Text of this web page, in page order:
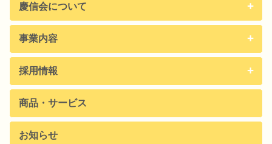
慶信会について
事業内容
採用情報
商品・サービス
お知らせ